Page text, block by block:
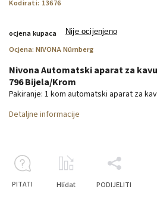
Kodirati: 13676
ocjena kupaca Nije ocijenjeno
Ocjena: NIVONA Nürnberg
Nivona Automatski aparat za
796 Bijela/Krom
Pakiranje: 1 kom automatski aparat za
Detaljne informacije
PITATI Hlídat PODIJELITI